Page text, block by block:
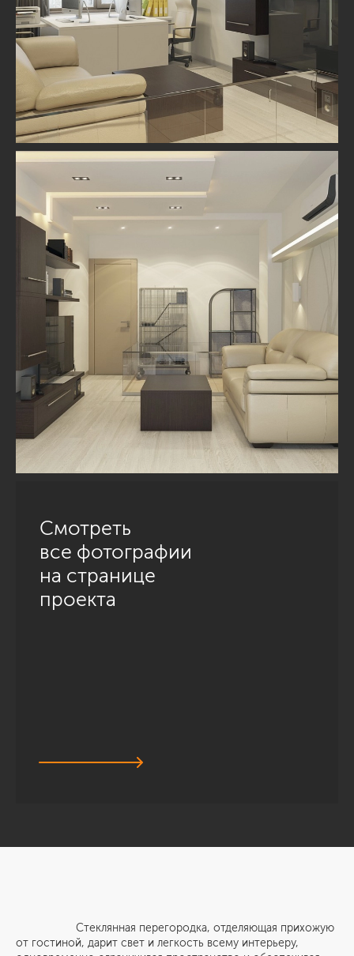
Смотреть
все фотографии
на странице
проекта
Стеклянная перегородка, отделяющая прихожую
от гостиной, дарит свет и легкость всему интерьеру,